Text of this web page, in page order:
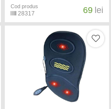
Cod produs
28317 69 lei